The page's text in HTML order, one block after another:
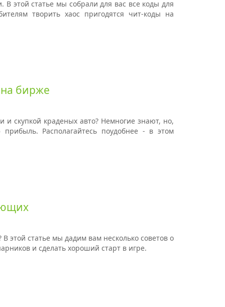
этой статье мы собрали для вас все коды для
творить хаос пригодятся чит-коды на
на бирже
и скупкой краденых авто? Немногие знают, но,
Располагайтесь поудобнее - в этом
этой статье мы дадим вам несколько советов о
и сделать хороший старт в игре.